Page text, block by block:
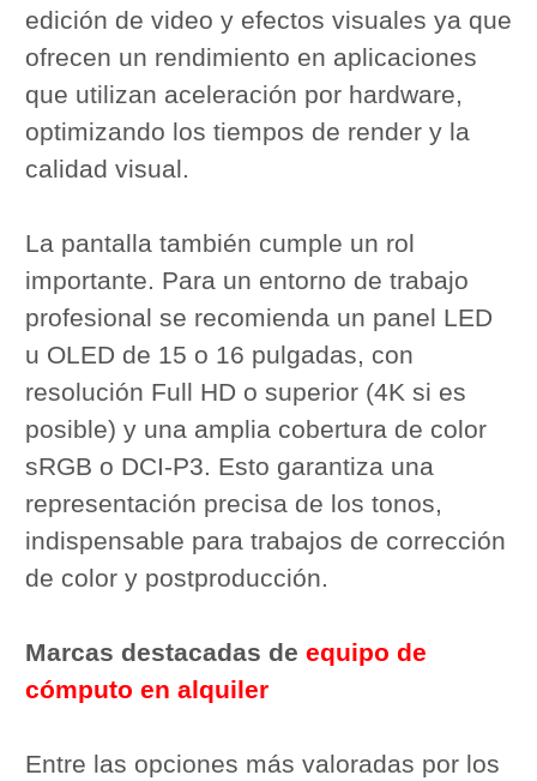
edición de video y efectos visuales ya que
ofrecen un rendimiento en aplicaciones
que utilizan aceleración por hardware,
optimizando los tiempos de render y la
calidad visual.
La pantalla también cumple un rol
importante. Para un entorno de trabajo
profesional se recomienda un panel LED
u OLED de 15 o 16 pulgadas, con
resolución Full HD o superior (4K si es
posible) y una amplia cobertura de color
sRGB o DCI-P3. Esto garantiza una
representación precisa de los tonos,
indispensable para trabajos de corrección
de color y postproducción.
Marcas destacadas de equipo de
cómputo en alquiler
Entre las opciones más valoradas por los